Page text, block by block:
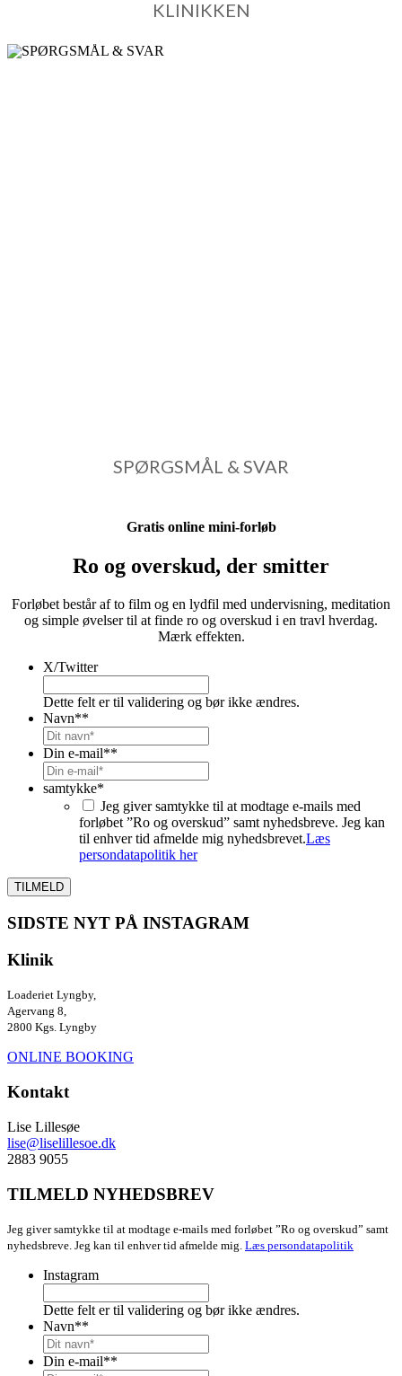
KLINIKKEN
SPØRGSMÅL & SVAR
Gratis online mini-forløb
Ro og overskud, der smitter
Forløbet består af to film og en lydfil med undervisning, meditation
og simple øvelser til at finde ro og overskud i en travl hverdag.
Mærk effekten.
X/Twitter
Dette felt er til validering og bør ikke ændres.
Navn**
Din e-mail**
samtykke*
Jeg giver samtykke til at modtage e-mails med
forløbet ”Ro og overskud” samt nyhedsbreve. Jeg kan
til enhver tid afmelde mig nyhedsbrevet.Læs
persondatapolitik her
SIDSTE NYT PÅ INSTAGRAM
Klinik
Loaderiet Lyngby,
Agervang 8,
2800 Kgs. Lyngby
ONLINE BOOKING
Kontakt
Lise Lillesøe
lise@liselillesoe.dk
2883 9055
TILMELD NYHEDSBREV
Jeg giver samtykke til at modtage e-mails med forløbet ”Ro og overskud” samt
nyhedsbreve. Jeg kan til enhver tid afmelde mig. Læs persondatapolitik
Instagram
Dette felt er til validering og bør ikke ændres.
Navn**
Din e-mail**